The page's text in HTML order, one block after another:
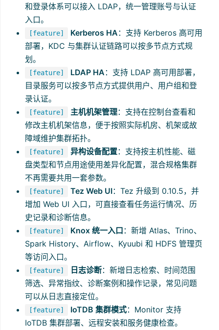
和登录体系可以接入 LDAP，统一管理账号与认证
入口。
[feature] Kerberos HA ：支持 Kerberos 高可用
部署，KDC 与集群认证链路可以按多节点方式规
划。
[feature] LDAP HA ：支持 LDAP 高可用部署，
目录服务可以按多节点方式提供用户、用户组和登
录认证。
[feature] 主机机架管理：支持在控制台查看和
修改主机机架信息，便于按照实际机房、机架或故
障域维护集群拓扑。
[feature] 异构设备配置：支持按主机性能、磁
盘类型和节点用途使用差异化配置，混合规格集群
不再需要共用一套参数。
[feature] Tez Web UI：Tez 升级到 0.10.5，并
增加 Web UI 入口，可直接查看任务运行情况、历
史记录和诊断信息。
[feature] Knox 统一入口 ：新增 Atlas、Trino、
Spark History、Airflow、Kyuubi 和 HDFS 管理页
等访问入口。
[feature] 日志诊断：新增日志检索、时间范围
筛选、异常指纹、诊断案例和操作记录，常见问题
可以从日志直接定位。
[feature] IoTDB 集群模式：Monitor 支持
IoTDB 集群部署、远程安装和服务健康检查。